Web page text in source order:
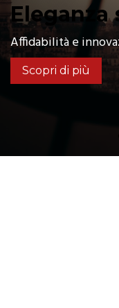
Eleganza
Affidabilità e
Scopri di più